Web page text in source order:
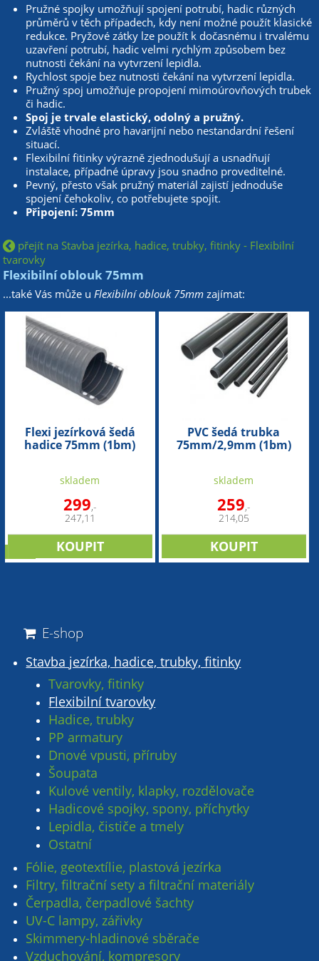
Pružné spojky umožňují spojení potrubí, hadic různých
průměrů v těch případech, kdy není možné použít klasické
redukce. Pryžové zátky lze použít k dočasnému i trvalému
uzavření potrubí, hadic velmi rychlým způsobem bez
nutnosti čekání na vytvrzení lepidla.
Rychlost spoje bez nutnosti čekání na vytvrzení lepidla.
Pružný spoj umožňuje propojení mimoúrovňových trubek
či hadic.
Spoj je trvale elastický, odolný a pružný.
Zvláště vhodné pro havarijní nebo nestandardní řešení
situací.
Flexibilní fitinky výrazně zjednodušují a usnadňují
instalace, případné úpravy jsou snadno proveditelné.
Pevný, přesto však pružný materiál zajistí jednoduše
spojení čehokoliv, co potřebujete spojit.
Připojení: 75mm
přejít na Stavba jezírka, hadice, trubky, fitinky - Flexibilní
tvarovky
Flexibilní oblouk 75mm
...také Vás může u Flexibilní oblouk 75mm zajímat:
Flexi jezírková šedá
hadice 75mm (1bm)
skladem
299,-
247,11
PVC šedá trubka
75mm/2,9mm (1bm)
skladem
259,-
214,05
E-shop
Stavba jezírka, hadice, trubky, fitinky
Tvarovky, fitinky
Flexibilní tvarovky
Hadice, trubky
PP armatury
Dnové vpusti, příruby
Šoupata
Kulové ventily, klapky, rozdělovače
Hadicové spojky, spony, příchytky
Lepidla, čističe a tmely
Ostatní
Fólie, geotextílie, plastová jezírka
Filtry, filtrační sety a filtrační materiály
Čerpadla, čerpadlové šachty
UV-C lampy, zářivky
Skimmery-hladinové sběrače
Vzduchování, kompresory